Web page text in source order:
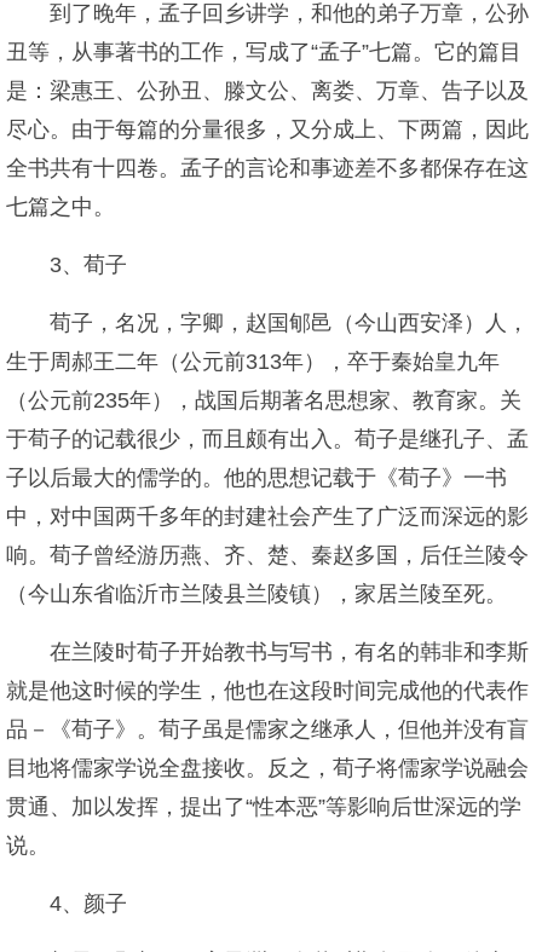
到了晚年，孟子回乡讲学，和他的弟子万章，公孙
丑等，从事著书的工作，写成了“孟子”七篇。它的篇目
是：梁惠王、公孙丑、滕文公、离娄、万章、告子以及
尽心。由于每篇的分量很多，又分成上、下两篇，因此
全书共有十四卷。孟子的言论和事迹差不多都保存在这
七篇之中。
3、荀子
荀子，名况，字卿，赵国郇邑（今山西安泽）人，
生于周郝王二年（公元前313年），卒于秦始皇九年
（公元前235年），战国后期著名思想家、教育家。关
于荀子的记载很少，而且颇有出入。荀子是继孔子、孟
子以后最大的儒学的。他的思想记载于《荀子》一书
中，对中国两千多年的封建社会产生了广泛而深远的影
响。荀子曾经游历燕、齐、楚、秦赵多国，后任兰陵令
（今山东省临沂市兰陵县兰陵镇），家居兰陵至死。
在兰陵时荀子开始教书与写书，有名的韩非和李斯
就是他这时候的学生，他也在这段时间完成他的代表作
品－《荀子》。荀子虽是儒家之继承人，但他并没有盲
目地将儒家学说全盘接收。反之，荀子将儒家学说融会
贯通、加以发挥，提出了“性本恶”等影响后世深远的学
说。
4、颜子